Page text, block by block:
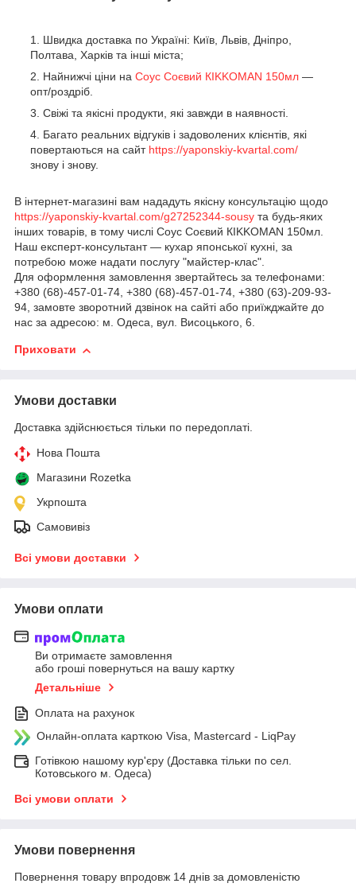
Швидка доставка по Україні: Київ, Львів, Дніпро,
Полтава, Харків та інші міста;
Найнижчі ціни на Соус Соєвий КIKKOMAN 150мл —
опт/роздріб.
Свіжі та якісні продукти, які завжди в наявності.
Багато реальних відгуків і задоволених клієнтів, які
повертаються на сайт https://yaponskiy-kvartal.com/
знову і знову.
В інтернет-магазині вам нададуть якісну консультацію щодо
https://yaponskiy-kvartal.com/g27252344-sousy та будь-яких
інших товарів, в тому числі Соус Соєвий КIKKOMAN 150мл.
Наш експерт-консультант — кухар японської кухні, за
потребою може надати послугу "майстер-клас".
Для оформлення замовлення звертайтесь за телефонами:
+380 (68)-457-01-74, +380 (68)-457-01-74, +380 (63)-209-93-
94, замовте зворотний дзвінок на сайті або приїжджайте до
нас за адресою: м. Одеса, вул. Висоцького, 6.
Приховати
Умови доставки
Доставка здійснюється тільки по передоплаті.
Нова Пошта
Магазини Rozetka
Укрпошта
Самовивіз
Всі умови доставки
Умови оплати
Ви отримаєте замовлення
або гроші повернуться на вашу картку
Детальніше
Оплата на рахунок
Онлайн-оплата карткою Visa, Mastercard - LiqPay
Готівкою нашому кур'єру (Доставка тільки по сел.
Котовського м. Одеса)
Всі умови оплати
Умови повернення
Повернення товару впродовж 14 днів за домовленістю